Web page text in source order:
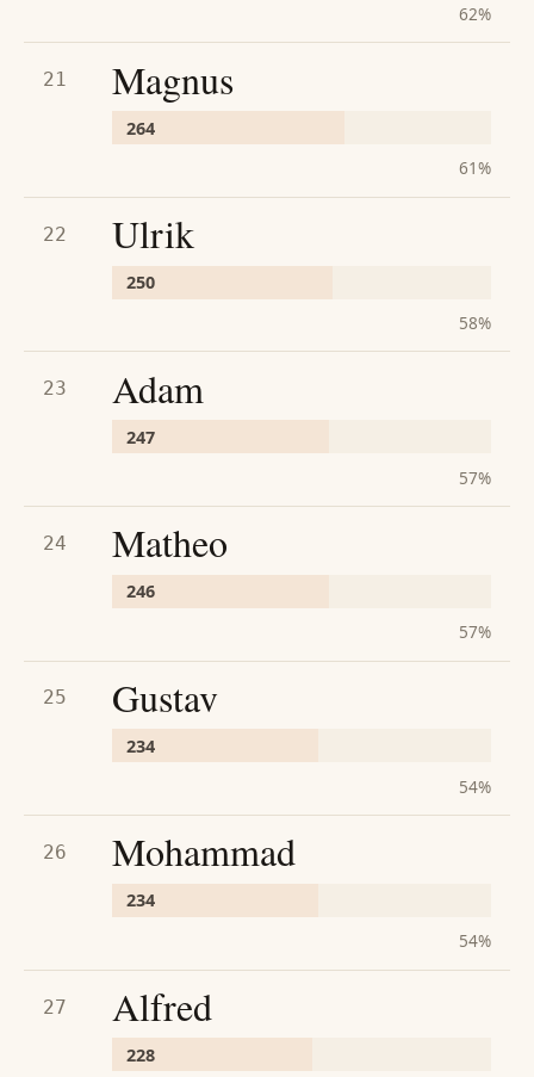
62%
21 Magnus
264
61%
22 Ulrik
250
58%
23 Adam
247
57%
24 Matheo
246
57%
25 Gustav
234
54%
26 Mohammad
234
54%
27 Alfred
228